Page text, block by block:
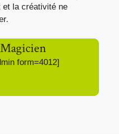
et la créativité ne
form=4012]